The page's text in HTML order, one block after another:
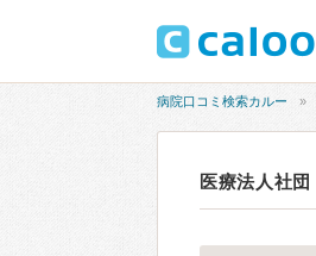
病院口コミ検索カルー
医療法人社団